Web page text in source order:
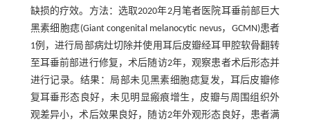
缺损的疗效。方法：选取2020年2月笔者医院耳垂前部巨大
黑素细胞痣(Giant congenital melanocytic nevus，GCMN)患者
1例，进行局部病灶切除并使用耳后皮瓣经耳甲腔软骨翻转
至耳垂前部进行修复，术后随访2年，观察患者术后形态并
进行记录。结果：局部未见黑素细胞痣复发，耳后皮瓣修
复耳垂形态良好，未见明显瘢痕增生，皮瓣与周围组织外
观差异小，术后效果良好，随访2年外观形态良好，患者满